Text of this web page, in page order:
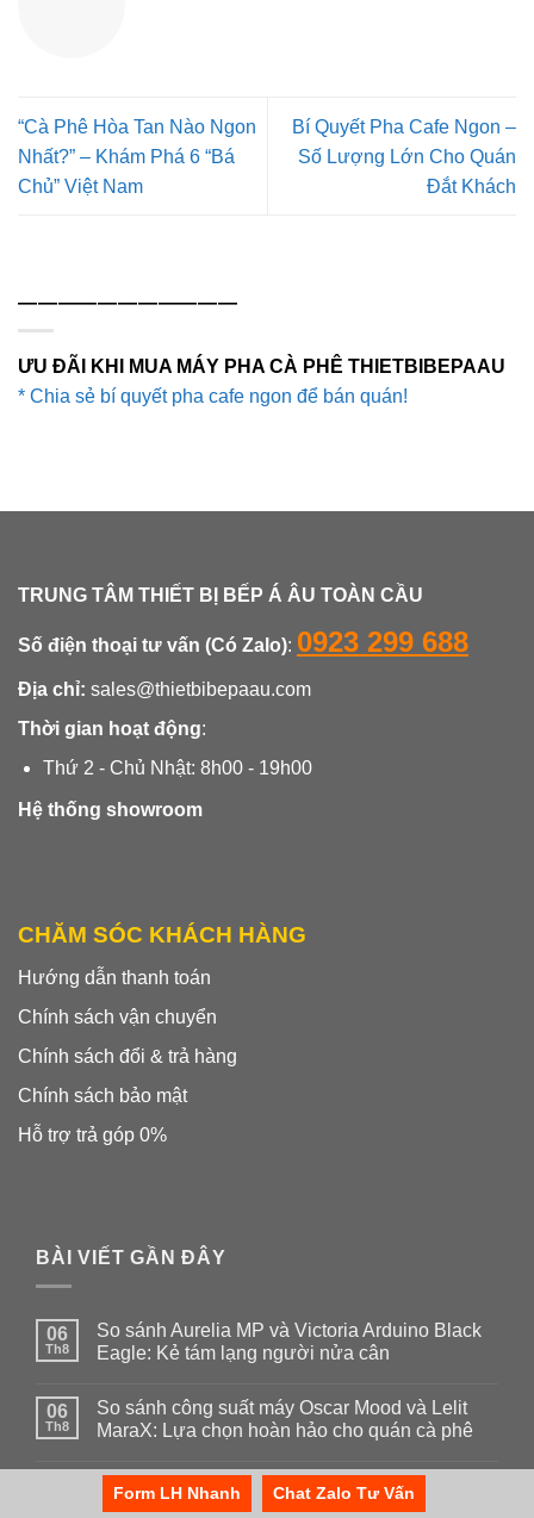
Form LH Nhanh Chat Zalo Tư Vấn
“Cà Phê Hòa Tan Nào Ngon
Nhất?” – Khám Phá 6 “Bá
Chủ” Việt Nam
Bí Quyết Pha Cafe Ngon –
Số Lượng Lớn Cho Quán
Đắt Khách
———————————
ƯU ĐÃI KHI MUA MÁY PHA CÀ PHÊ THIETBIBEPAAU
* Chia sẻ bí quyết pha cafe ngon để bán quán!
TRUNG TÂM THIẾT BỊ BẾP Á ÂU TOÀN CẦU
Số điện thoại tư vấn (Có Zalo): 0923 299 688
Địa chỉ: sales@thietbibepaau.com
Thời gian hoạt động:
Thứ 2 - Chủ Nhật: 8h00 - 19h00
Hệ thống showroom
CHĂM SÓC KHÁCH HÀNG
Hướng dẫn thanh toán
Chính sách vận chuyển
Chính sách đổi & trả hàng
Chính sách bảo mật
Hỗ trợ trả góp 0%
BÀI VIẾT GẦN ĐÂY
06
Th8
So sánh Aurelia MP và Victoria Arduino Black
Eagle: Kẻ tám lạng người nửa cân
bình
luận
ở
sánh
Aurelia
06
Th8
So sánh công suất máy Oscar Mood và Lelit
MaraX: Lựa chọn hoàn hảo cho quán cà phê
có
bình
luận
So sánh Appia II và Appia Life: Khám Phá Sự
Khác Biệt Về Hệ Thống Tản Nhiệt